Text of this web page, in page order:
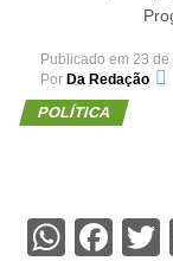
Publicado em 23
Por Da Redação
POLÍTICA